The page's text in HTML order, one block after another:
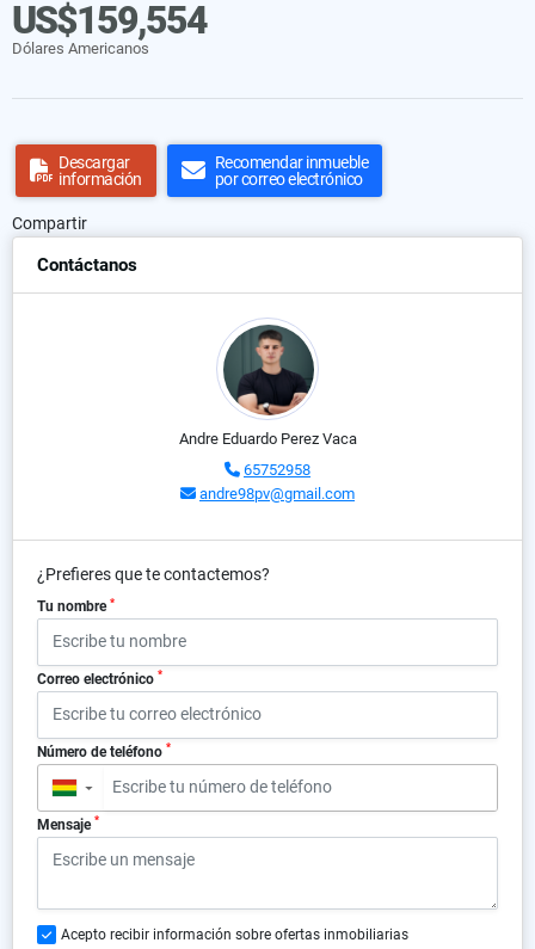
US$159,554
Dólares Americanos
Descargar
información
Recomendar inmueble
por correo electrónico
Compartir
Contáctanos
Andre Eduardo Perez Vaca
65752958
andre98pv@gmail.com
¿Prefieres que te contactemos?
Tu nombre *
Correo electrónico *
Número de teléfono *
▼
Mensaje *
Acepto recibir información sobre ofertas inmobiliarias